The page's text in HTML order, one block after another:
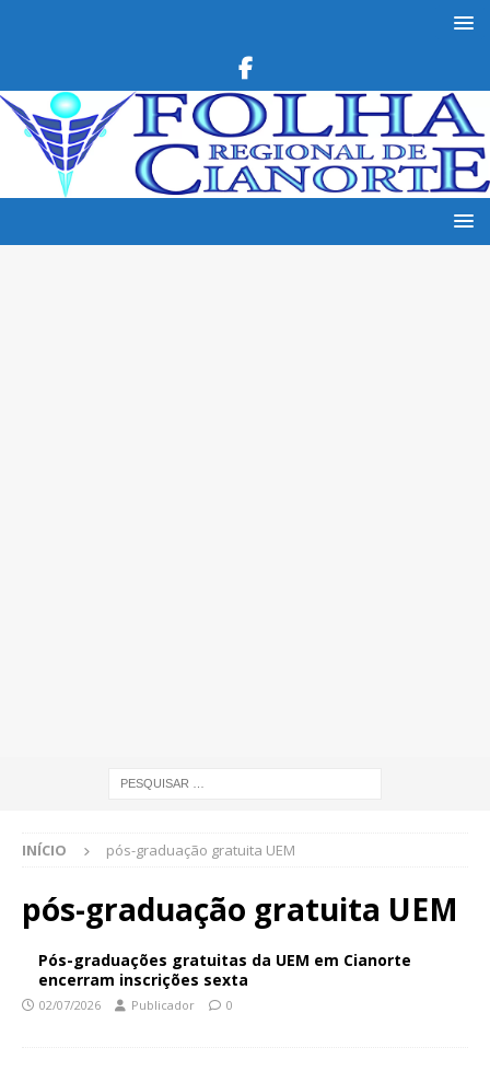
INÍCIO pós-graduação gratuita UEM
pós-graduação gratuita UEM
Pós-graduações gratuitas da UEM em Cianorte
encerram inscrições sexta
02/07/2026 Publicador 0